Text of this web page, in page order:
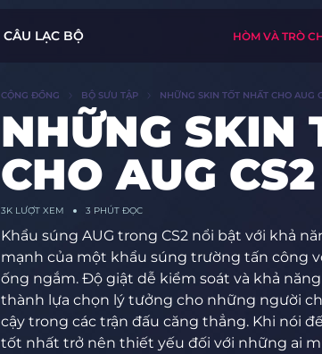
CÂU LẠC BỘ HÒM VÀ TRÒ
CỘNG ĐỒNG BỘ SƯU TẬP NHỮNG SKIN TỐT NHẤT CHO AUG
NHỮNG SKIN
CHO AUG
3KLƯỢT XEM 3 PHÚT ĐỌC
Khẩu súng AUG trong CS2 nổi bật với khả
mạnh của một khẩu súng trường tấn công
ống ngắm. Độ giật dễ kiểm soát và khả
thành lựa chọn lý tưởng cho những người
cậy trong các trận đấu căng thẳng. Khi nói
tốt nhất trở nên thiết yếu đối với những ai